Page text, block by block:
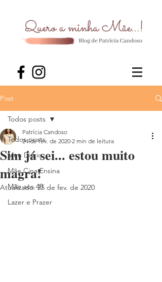
Post
Todos posts
Meu Diário
Mãe Cina Ensina
Mãe aos 40
Lazer e Prazer
Todos posts
Sim já sei... estou muito
magra!
Patrícia Candoso
24 de fev. de 2020 2 min de leitura
Atualizado:25 de fev. de 2020